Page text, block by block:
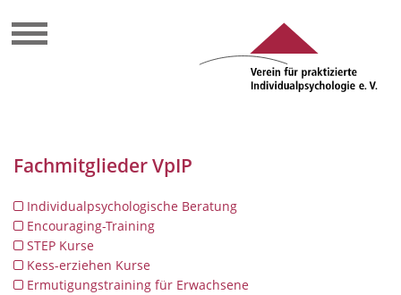
Fachmitglieder VpIP
Individualpsychologische Beratung
Encouraging-Training
STEP Kurse
Kess-erziehen Kurse
Ermutigungstraining für Erwachsene